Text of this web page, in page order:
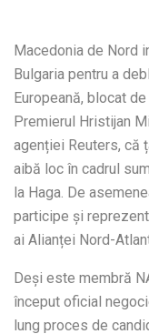
Macedonia de Nord
Bulgaria pentru a
Europeană, blocat
Premierul Hristijan
agenției Reuters, că
aibă loc în cadrul
la Haga. De
participe și
ai Alianței Nord-
Deși este membră
început oficial
lung proces de